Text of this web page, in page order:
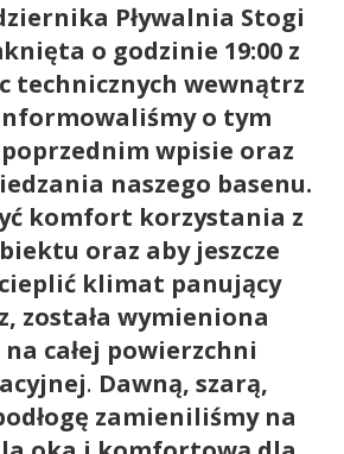
Pływalnia Stogi
o godzinie 19:00 z
technicznych wewnątrz
o tym
wpisie oraz
naszego basenu.
komfort korzystania z
oraz aby jeszcze
klimat panujący
została wymieniona
na całej powierzchni
. Dawną, szarą,
zamieniliśmy na